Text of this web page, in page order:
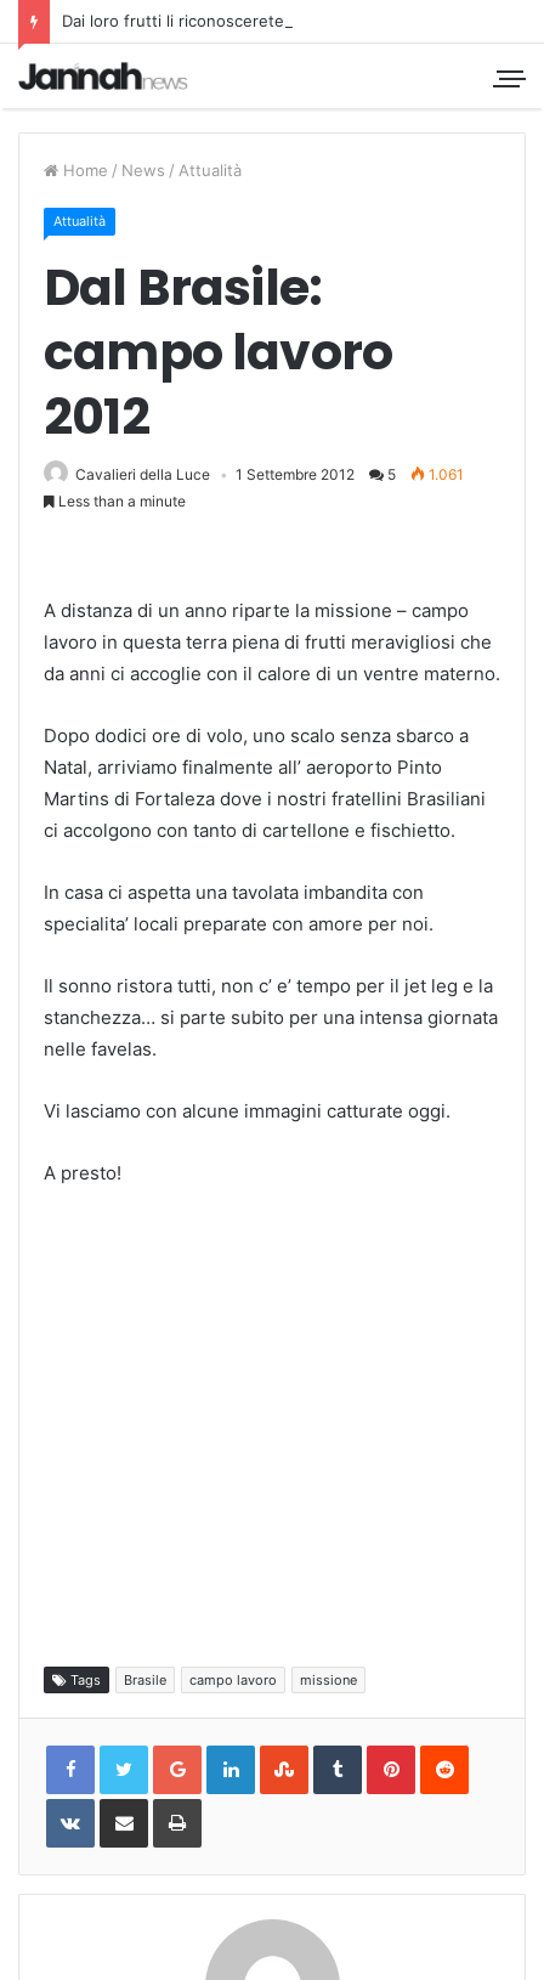
Dai loro frutti li riconoscerete
Home / News / Attualità
Attualità
Dal Brasile:
campo lavoro
2012
Cavalieri della Luce 1 Settembre 2012 5
1.061
Less than a minute
A distanza di un anno riparte la missione – campo
lavoro in questa terra piena di frutti meravigliosi che
da anni ci accoglie con il calore di un ventre materno.
Dopo dodici ore di volo, uno scalo senza sbarco a
Natal, arriviamo finalmente all’ aeroporto Pinto
Martins di Fortaleza dove i nostri fratellini Brasiliani
ci accolgono con tanto di cartellone e fischietto.
In casa ci aspetta una tavolata imbandita con
specialita’ locali preparate con amore per noi.
Il sonno ristora tutti, non c’ e’ tempo per il jet leg e la
stanchezza… si parte subito per una intensa giornata
nelle favelas.
Vi lasciamo con alcune immagini catturate oggi.
A presto!
Tags Brasile campo lavoro missione
Google+LinkedInStumbleUpon
TumblrPinterestReddit
VKontakteShare
Email
Print